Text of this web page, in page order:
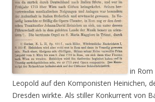
in
Leopold auf den Komponisten Heinichen,
Dresden wirkte. Als stiller Konkurrent von